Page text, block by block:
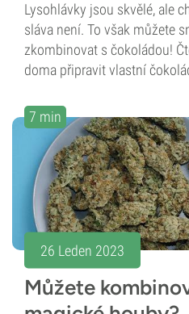
Lysohlávky jsou skvělé, ale
sláva není. To však můžete
zkombinovat s čokoládou!
doma připravit vlastní
7 min
26 Leden 2023
Můžete